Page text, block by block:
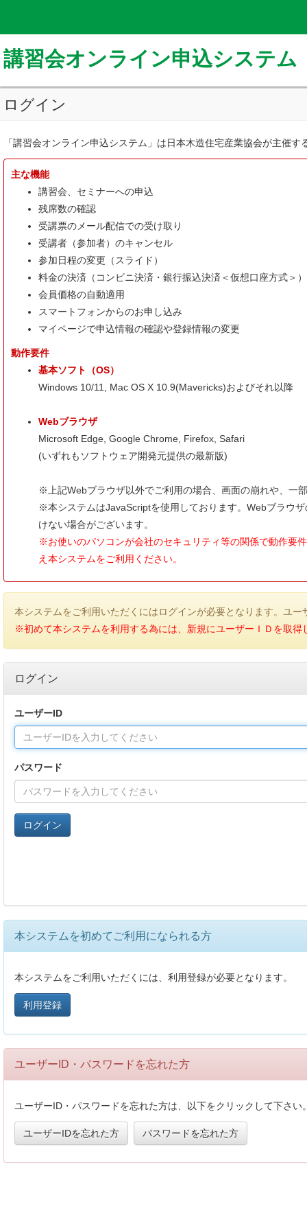
講習会オンライン申込システム
ログイン
「講習会オンライン申込システム」は日本木造住宅産業協会が主催
主な機能
講習会、セミナーへの申込
残席数の確認
受講票のメール配信での受け取り
受講者（参加者）のキャンセル
参加日程の変更（スライド）
料金の決済（コンビニ決済・銀行振込決済＜仮想口座方式＞）
会員価格の自動適用
スマートフォンからのお申し込み
マイページで申込情報の確認や登録情報の変更
動作要件
基本ソフト（OS）
Windows 10/11, Mac OS X 10.9(Mavericks)およびそれ以降
Webブラウザ
Microsoft Edge, Google Chrome, Firefox, Safari
(いずれもソフトウェア開発元提供の最新版)
※上記Webブラウザ以外でご利用の場合、画面の崩れや、一
※本システムはJavaScriptを使用しております。Webブラウ
けない場合がございます。
※お使いのパソコンが会社のセキュリティ等の関係で動作要
え本システムをご利用ください。
本システムをご利用いただくにはログインが必要となります。ユ
※初めて本システムを利用する為には、新規にユーザーＩＤを取
ログイン
ユーザーID
パスワード
本システムを初めてご利用になられる方
本システムをご利用いただくには、利用登録が必要となります。
利用登録
ユーザーID・パスワードを忘れた方
ユーザーID・パスワードを忘れた方は、以下をクリックして下さい
ユーザーIDを忘れた方 パスワードを忘れた方